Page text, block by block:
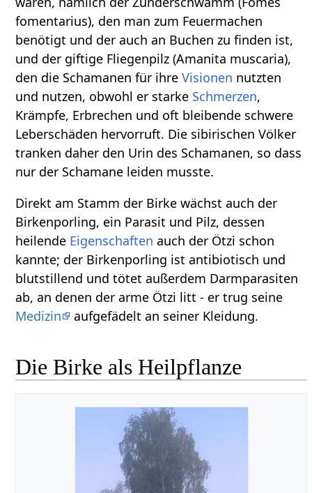
fomentarius), den man zum Feuermachen
benötigt und der auch an Buchen zu finden ist,
und der giftige Fliegenpilz (Amanita muscaria),
den die Schamanen für ihreVisionen nutzten
und nutzen, obwohl er starke Schmerzen,
Krämpfe, Erbrechen und oft bleibende schwere
Leberschäden hervorruft. Die sibirischen Völker
tranken daher den Urin des Schamanen, so dass
nur der Schamane leiden musste.
Direkt am Stamm der Birke wächst auch der
Birkenporling, ein Parasit und Pilz, dessen
heilende Eigenschaften auch der Ötzi schon
kannte; der Birkenporling ist antibiotisch und
blutstillend und tötet außerdem Darmparasiten
ab, an denen der arme Ötzi litt - er trug seine
Medizin
aufgefädelt an seiner Kleidung.
Die Birke als Heilpflanze